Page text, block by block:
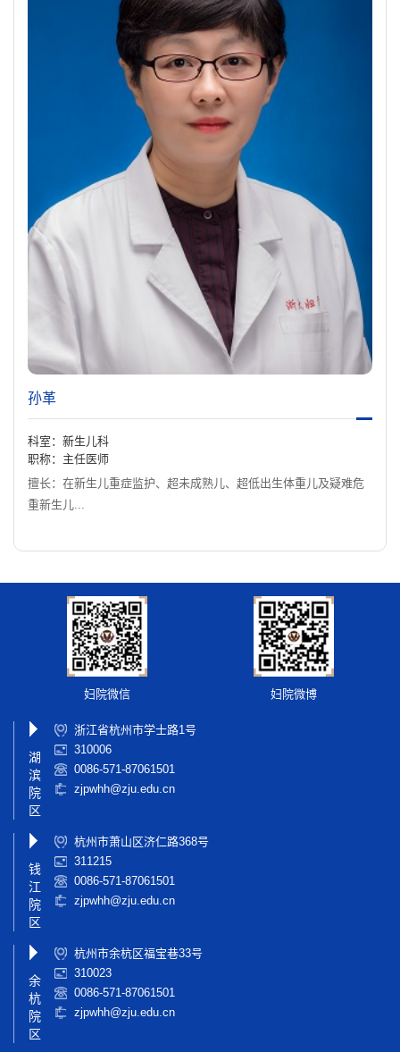
孙革
科室：新生儿科
职称：主任医师
擅长：在新生儿重症监护、超未成熟儿、超低出生体重儿及疑难危
重新生儿...
妇院微信 妇院微博
湖
滨
院
区
浙江省杭州市学士路1号
310006
0086-571-87061501
zjpwhh@zju.edu.cn
钱
江
院
区
杭州市萧山区济仁路368号
311215
0086-571-87061501
zjpwhh@zju.edu.cn
余
杭
院
区
杭州市余杭区福宝巷33号
310023
0086-571-87061501
zjpwhh@zju.edu.cn